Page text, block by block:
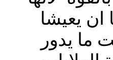
يعيشا
ما يدور